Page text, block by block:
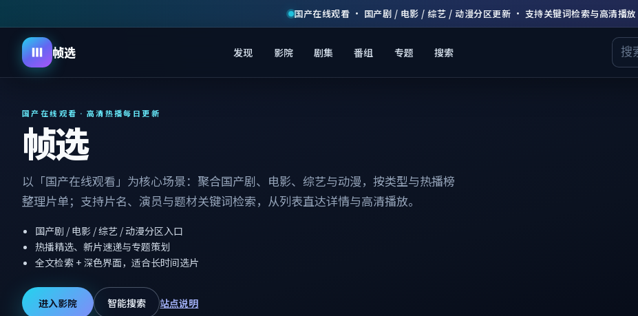
国产在线观看 · 国产剧 / 电影 / 综艺 / 动漫分区更新 · 支持关键词检索与高清播放
帧选 发现 影院 剧集 番组 专题 搜索
国产在线观看 · 高清热播每日更新
帧选
以「国产在线观看」为核心场景：聚合国产剧、电影、综艺与动漫，按类型与热播榜
整理片单；支持片名、演员与题材关键词检索，从列表直达详情与高清播放。
国产剧 / 电影 / 综艺 / 动漫分区入口
热播精选、新片速递与专题策划
全文检索 + 深色界面，适合长时间选片
进入影院 智能搜索 站点说明